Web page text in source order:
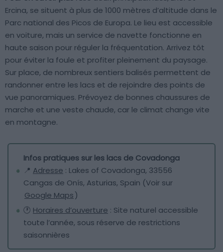
Ercina, se situent à plus de 1000 mètres d’altitude dans le
Parc national des Picos de Europa. Le lieu est accessible
en voiture, mais un service de navette fonctionne en
haute saison pour réguler la fréquentation. Arrivez tôt
pour éviter la foule et profiter pleinement du paysage.
Sur place, de nombreux sentiers balisés permettent de
randonner entre les lacs et de rejoindre des points de
vue panoramiques. Prévoyez de bonnes chaussures de
marche et une veste chaude, car le climat change vite
en montagne.
Infos pratiques sur les lacs de Covadonga
📍 Adresse : Lakes of Covadonga, 33556
Cangas de Onís, Asturias, Spain (Voir sur
Google Maps)
🕐 Horaires d’ouverture : Site naturel accessible
toute l’année, sous réserve de restrictions
saisonnières